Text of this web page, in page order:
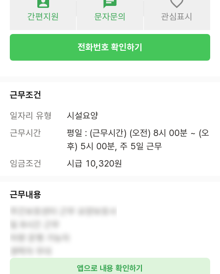
간편지원 문자문의 관심표시
전화번호 확인하기
근무조건
일자리 유형
시설요양
근무시간
평일 : (근무시간) (오전) 8시 00분 ~ (오
후) 5시 00분, 주 5일 근무
임금조건
시급 10,320원
근무내용
앱으로 내용 확인하기